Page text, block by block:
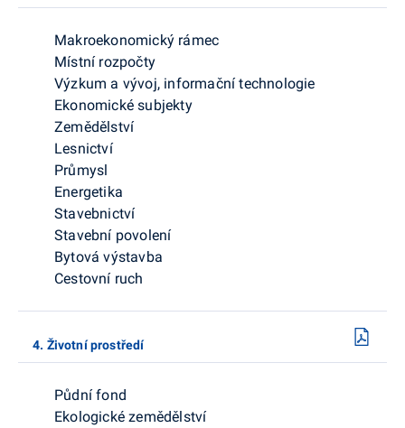
Makroekonomický rámec
Místní rozpočty
Výzkum a vývoj, informační technologie
Ekonomické subjekty
Zemědělství
Lesnictví
Průmysl
Energetika
Stavebnictví
Stavební povolení
Bytová výstavba
Cestovní ruch
4. Životní prostředí
Půdní fond
Ekologické zemědělství